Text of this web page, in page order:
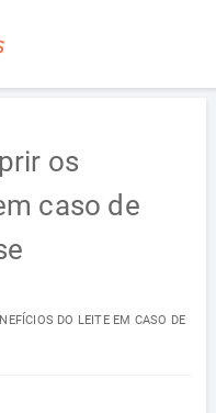
os
caso de
DO LEITE EM CASO DE